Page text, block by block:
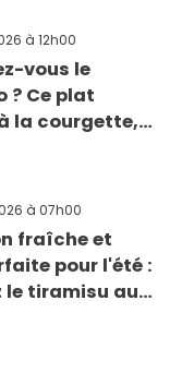
à 12h00
vous le
? Ce plat
la courgette,
à 07h00
fraîche et
pour l'été :
le tiramisu au